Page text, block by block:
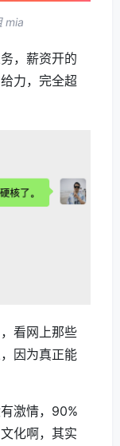
mia
，薪资开的
力，完全超
看网上那些
因为真正能
激情，90%
化啊，其实